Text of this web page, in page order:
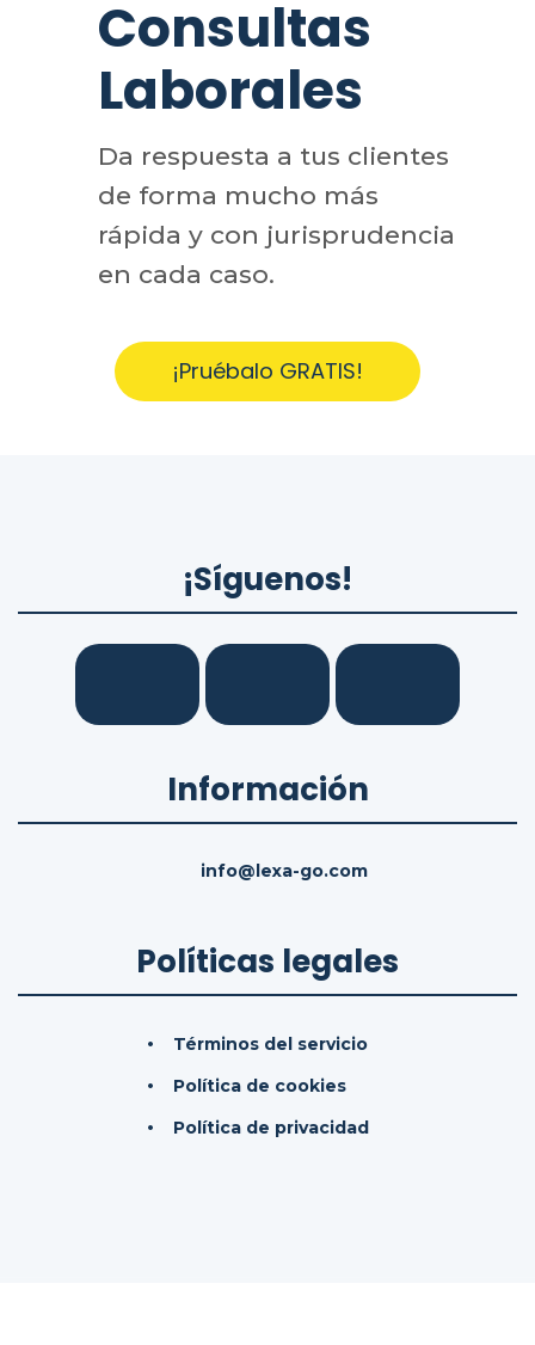
Consultas
Laborales
Da respuesta a tus clientes
de forma mucho más
rápida y con jurisprudencia
en cada caso.
¡Pruébalo GRATIS!
¡Síguenos!
Información
info@lexa-go.com
Políticas legales
Términos del servicio
Política de cookies
Política de privacidad